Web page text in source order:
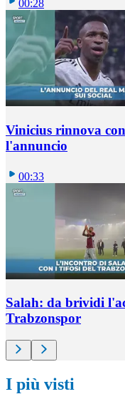
00:28
Vinicius rinnova
l'annuncio
00:33
Salah: da brividi
Trabzonspor
I più visti